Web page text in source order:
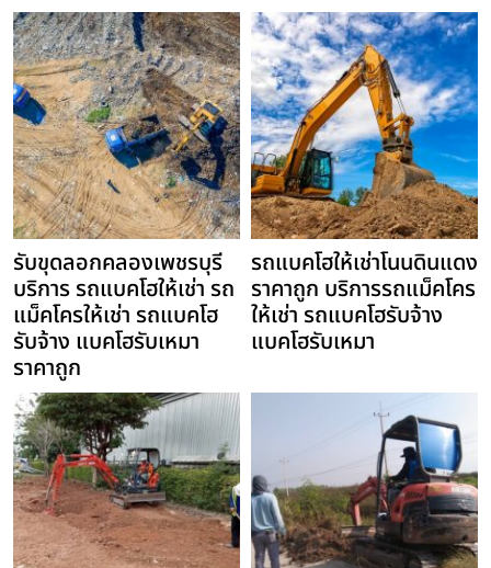
รับขุดลอกคลองเพชรบุรี
บริการ รถแบคโฮให้เช่า รถ
แม็คโครให้เช่า รถแบคโฮ
รับจ้าง แบคโฮรับเหมา
ราคาถูก
รถแบคโฮให้เช่าโนนดินแดง
ราคาถูก บริการรถแม็คโคร
ให้เช่า รถแบคโฮรับจ้าง
แบคโฮรับเหมา